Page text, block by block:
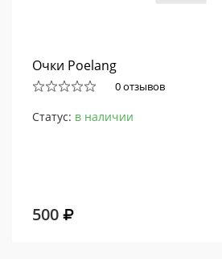
Очки Poelang
0 отзывов
Статус: в наличии
500